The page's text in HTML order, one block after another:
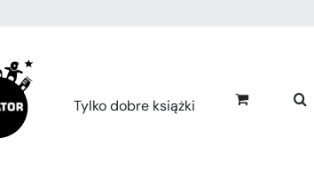
Tylko dobre książki